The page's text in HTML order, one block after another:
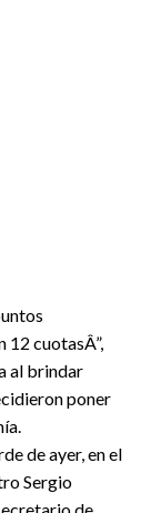
cuotasÂ”,
al brindar
poner
de ayer, en el
Sergio